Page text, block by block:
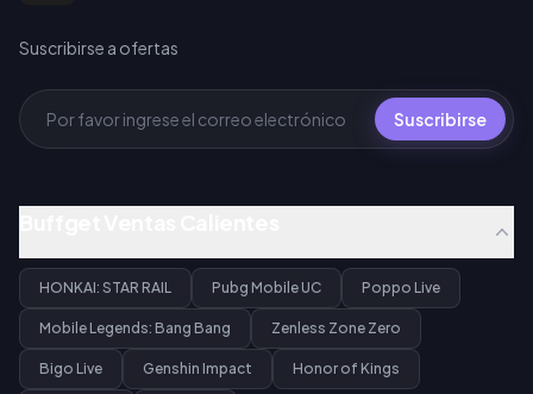
Suscribirse a ofertas
Suscribirse
HONKAI: STAR RAIL Pubg Mobile UC Poppo Live
Mobile Legends: Bang Bang Zenless Zone Zero
Bigo Live Genshin Impact Honor of Kings